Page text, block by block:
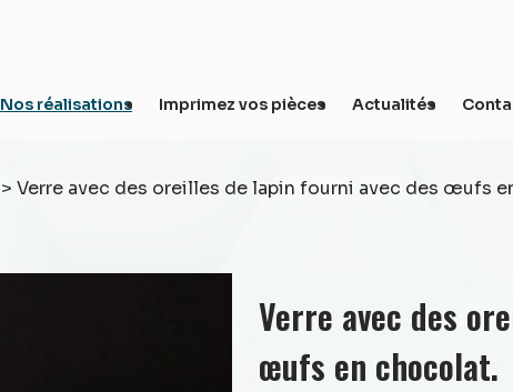
Nos réalisations Imprimez vos pièces Actualités
>Verre avec des oreilles de lapin fourni avec des œufs
Verre avec des
œufs en chocolat.